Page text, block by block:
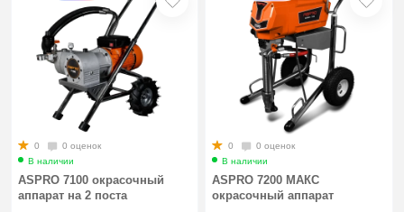
0
0 оценок
В наличии
ASPRO 7100 окрасочный
аппарат на 2 поста
0
0 оценок
В наличии
ASPRO 7200 МАКС
окрасочный аппарат